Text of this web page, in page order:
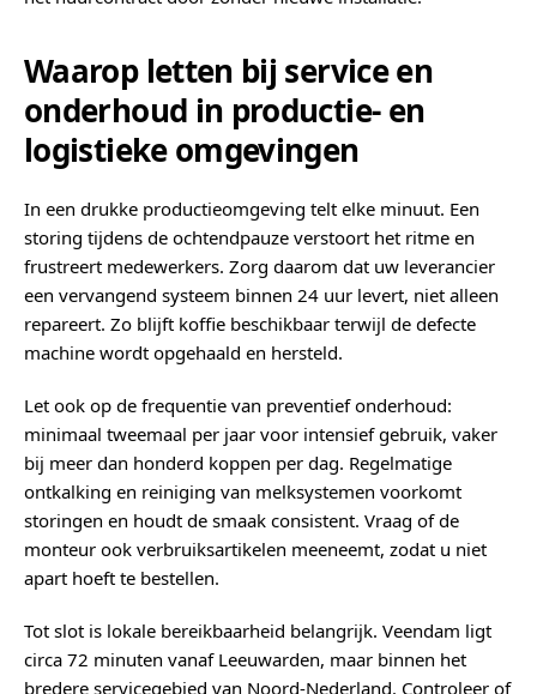
Waarop letten bij service en
onderhoud in productie- en
logistieke omgevingen
In een drukke productieomgeving telt elke minuut. Een
storing tijdens de ochtendpauze verstoort het ritme en
frustreert medewerkers. Zorg daarom dat uw leverancier
een vervangend systeem binnen 24 uur levert, niet alleen
repareert. Zo blijft koffie beschikbaar terwijl de defecte
machine wordt opgehaald en hersteld.
Let ook op de frequentie van preventief onderhoud:
minimaal tweemaal per jaar voor intensief gebruik, vaker
bij meer dan honderd koppen per dag. Regelmatige
ontkalking en reiniging van melksystemen voorkomt
storingen en houdt de smaak consistent. Vraag of de
monteur ook verbruiksartikelen meeneemt, zodat u niet
apart hoeft te bestellen.
Tot slot is lokale bereikbaarheid belangrijk. Veendam ligt
circa 72 minuten vanaf Leeuwarden, maar binnen het
bredere servicegebied van Noord-Nederland. Controleer of